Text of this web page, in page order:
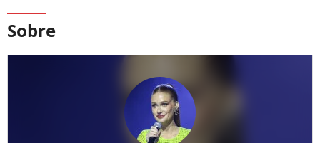
Sobre